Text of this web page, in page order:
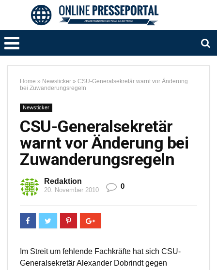
Home » Newsticker » CSU-Generalsekretär warnt vor Änderung
bei Zuwanderungsregeln
Newsticker
CSU-Generalsekretär
warnt vor Änderung bei
Zuwanderungsregeln
Redaktion
20. November 2010 0
Im Streit um fehlende Fachkräfte hat sich CSU-
Generalsekretär Alexander Dobrindt gegen